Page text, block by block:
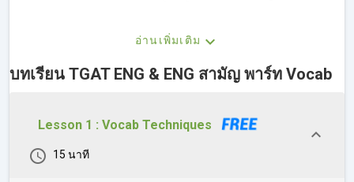
อ่านเพิ่มเติม
บทเรียน TGAT ENG & ENG สามัญ พาร์ท Vocab
Lesson 1 : Vocab Techniques
15 นาที